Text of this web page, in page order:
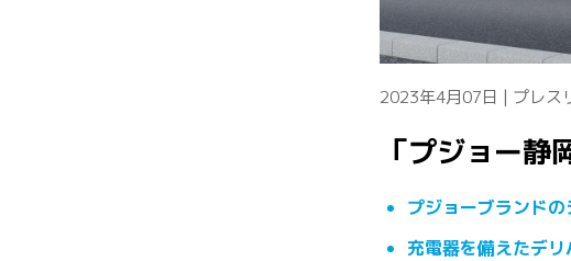
2023年4月07日 | プレス
「プジョー
プジョーブランド
充電器を備えたデ